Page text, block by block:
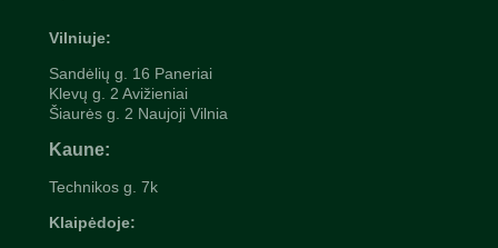
Vilniuje:
Sandėlių g. 16 Paneriai
Klevų g. 2 Avižieniai
Šiaurės g. 2 Naujoji Vilnia
Kaune:
Technikos g. 7k
Klaipėdoje: